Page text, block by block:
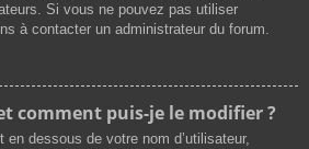
Si vous ne pouvez pas utiliser
à contacter un administrateur du forum.
comment puis-je le modifier ?
en dessous de votre nom d’utilisateur,